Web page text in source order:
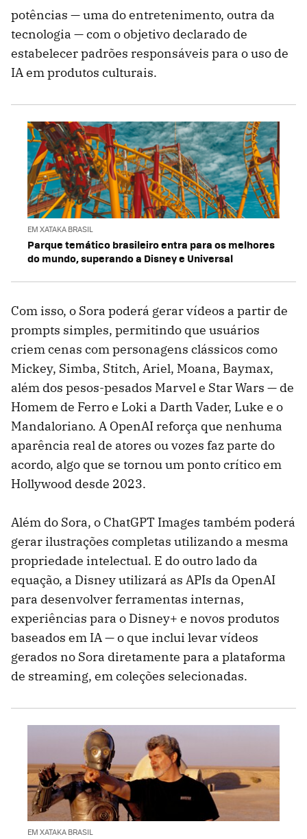
potências — uma do entretenimento, outra da
tecnologia — com o objetivo declarado de
estabelecer padrões responsáveis para o uso de
IA em produtos culturais.
EM XATAKA BRASIL
Parque temático brasileiro entra para os melhores
do mundo, superando a Disney e Universal
Com isso, o Sora poderá gerar vídeos a partir de
prompts simples, permitindo que usuários
criem cenas com personagens clássicos como
Mickey, Simba, Stitch, Ariel, Moana, Baymax,
além dos pesos-pesados Marvel e Star Wars — de
Homem de Ferro e Loki a Darth Vader, Luke e o
Mandaloriano. A OpenAI reforça que nenhuma
aparência real de atores ou vozes faz parte do
acordo, algo que se tornou um ponto crítico em
Hollywood desde 2023.
Além do Sora, o ChatGPT Images também poderá
gerar ilustrações completas utilizando a mesma
propriedade intelectual. E do outro lado da
equação, a Disney utilizará as APIs da OpenAI
para desenvolver ferramentas internas,
experiências para o Disney+ e novos produtos
baseados em IA — o que inclui levar vídeos
gerados no Sora diretamente para a plataforma
de streaming, em coleções selecionadas.
EM XATAKA BRASIL